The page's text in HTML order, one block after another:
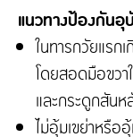
แนวทางป้องกันอุ
ในทารกวัยแร
โดยสอดมือขว
และกระดูกสันห
ไม่อุ้มเขย่าหรือ